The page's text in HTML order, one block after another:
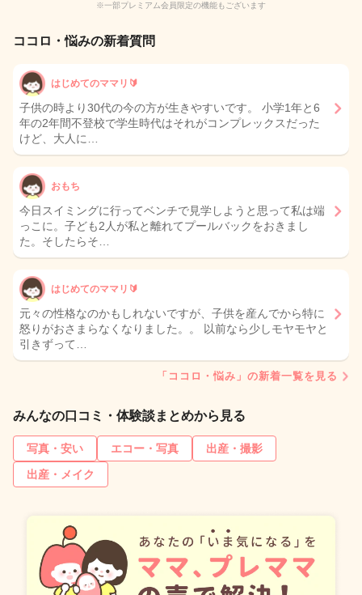
※一部プレミアム会員限定の機能もございます
ココロ・悩みの新着質問
はじめてのママリ🔰
子供の時より30代の今の方が生きやすいです。 小学1年と6
年の2年間不登校で学生時代はそれがコンプレックスだった
けど、大人に…
おもち
今日スイミングに行ってベンチで見学しようと思って私は端
っこに。子ども2人が私と離れてプールバックをおきまし
た。そしたらそ…
はじめてのママリ🔰
元々の性格なのかもしれないですが、子供を産んでから特に
怒りがおさまらなくなりました。。 以前なら少しモヤモヤと
引きずって…
「ココロ・悩み」の新着一覧を見る
みんなの口コミ・体験談まとめから見る
写真・安い エコー・写真
出産・撮影
出産・メイク